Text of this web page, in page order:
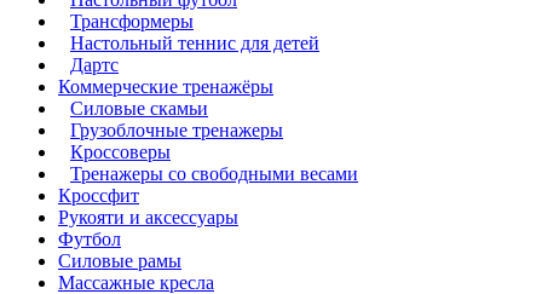
Трансформеры
Настольный теннис для детей
Дартс
Коммерческие тренажёры
Силовые скамьи
Грузоблочные тренажеры
Кроссоверы
Тренажеры со свободными весами
Кроссфит
Рукояти и аксессуары
Футбол
Силовые рамы
Массажные кресла